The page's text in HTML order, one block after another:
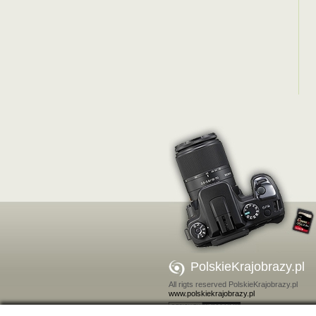
PolskieKrajobrazy.pl
All rigts reserved PolskieKrajobrazy.pl
www.polskiekrajobrazy.pl